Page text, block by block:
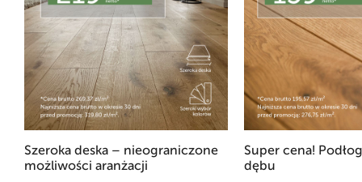
Szeroka deska – nieograniczone
możliwości aranżacji
Super cena!
dębu